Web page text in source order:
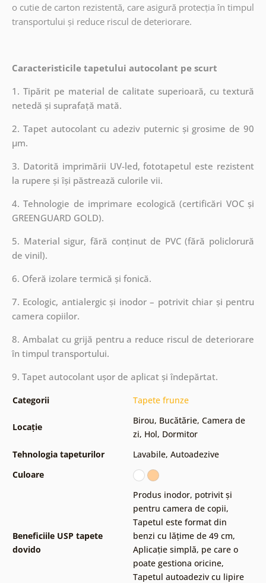
o cutie de carton rezistentă, care asigură protecția în timpul
transportului și reduce riscul de deteriorare.
Caracteristicile tapetului autocolant pe scurt
1. Tipărit pe material de calitate superioară, cu textură
netedă și suprafață mată.
2. Tapet autocolant cu adeziv puternic și grosime de 90
µm.
3. Datorită imprimării UV-led, fototapetul este rezistent
la rupere și își păstrează culorile vii.
4. Tehnologie de imprimare ecologică (certificări VOC și
GREENGUARD GOLD).
5. Material sigur, fără conținut de PVC (fără policlorură
de vinil).
6. Oferă izolare termică și fonică.
7. Ecologic, antialergic și inodor – potrivit chiar și pentru
camera copiilor.
8. Ambalat cu grijă pentru a reduce riscul de deteriorare
în timpul transportului.
9. Tapet autocolant ușor de aplicat și îndepărtat.
Categorii Tapete frunze
Locație
Birou, Bucătărie, Camera de
zi, Hol, Dormitor
Tehnologia tapeturilor
Lavabile, Autoadezive
Culoare
Beneficiile USP tapete
dovido
Produs inodor, potrivit și
pentru camera de copii,
Tapetul este format din
benzi cu lățime de 49 cm,
Aplicație simplă, pe care o
poate gestiona oricine,
Tapetul autoadeziv cu lipire